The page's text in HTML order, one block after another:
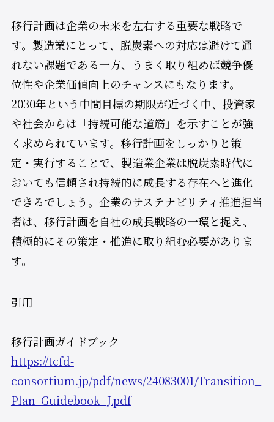
移行計画は企業の未来を左右する重要な戦略で
す。製造業にとって、脱炭素への対応は避けて通
れない課題である一方、うまく取り組めば競争優
位性や企業価値向上のチャンスにもなります。
2030年という中間目標の期限が近づく中、投資家
や社会からは「持続可能な道筋」を示すことが強
く求められています。移行計画をしっかりと策
定・実行することで、製造業企業は脱炭素時代に
おいても信頼され持続的に成長する存在へと進化
できるでしょう。企業のサステナビリティ推進担当
者は、移行計画を自社の成長戦略の一環と捉え、
積極的にその策定・推進に取り組む必要がありま
す。
引用
移行計画ガイドブック
https://tcfd-
consortium.jp/pdf/news/24083001/Transition_
Plan_Guidebook_J.pdf